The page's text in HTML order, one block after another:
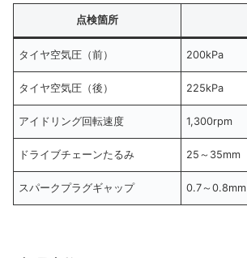
点検箇所
タイヤ空気圧（前） 200kPa
タイヤ空気圧（後） 225kPa
アイドリング回転速度 1,300rpm
ドライブチェーンたるみ 25～35mm
スパークプラグギャップ 0.7～0.8mm